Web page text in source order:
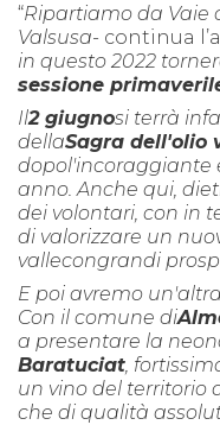
“Ripartiamo da Vaie
Valsusa- continua
in questo 2022
sessione
Il2 giugnosi terrà
dellaSagra dell'olio
dopol'incoraggiante
anno. Anche qui,
dei volontari, con in
di valorizzare un
vallecongrandi
E poi avremo
Con il comune di
a presentare la
Baratuciat ,
un vino del territorio
che di qualità